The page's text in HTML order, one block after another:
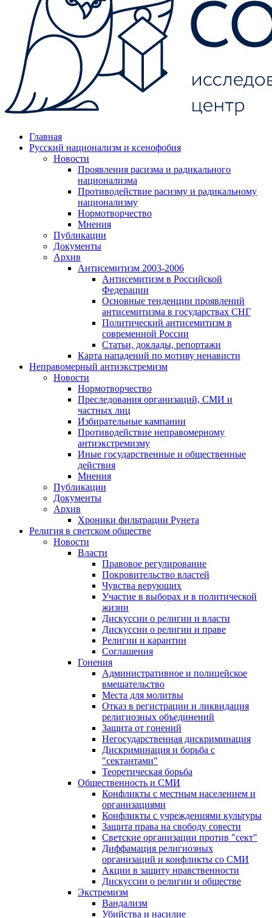
Главная
Русский национализм и ксенофобия
Новости
Проявления расизма и радикального
национализма
Противодействие расизму и радикальному
национализму
Нормотворчество
Мнения
Публикации
Документы
Архив
Антисемитизм 2003-2006
Антисемитизм в Российской
Федерации
Основные тенденции проявлений
антисемитизма в государствах СНГ
Политический антисемитизм в
современной России
Статьи, доклады, репортажи
Карта нападений по мотиву ненависти
Неправомерный антиэкстремизм
Новости
Нормотворчество
Преследования организаций, СМИ и
частных лиц
Избирательные кампании
Противодействие неправомерному
антиэкстремизму
Иные государственные и общественные
действия
Мнения
Публикации
Документы
Архив
Хроники фильтрации Рунета
Религия в светском обществе
Новости
Власти
Правовое регулирование
Покровительство властей
Чувства верующих
Участие в выборах и в политической
жизни
Дискуссии о религии и власти
Дискуссии о религии и праве
Религии и карантин
Соглашения
Гонения
Административное и полицейское
вмешательство
Места для молитвы
Отказ в регистрации и ликвидация
религиозных объединений
Защита от гонений
Негосударственная дискриминация
Дискриминация и борьба с
"сектантами"
Теоретическая борьба
Общественность и СМИ
Конфликты с местным населением и
организациями
Конфликты с учреждениями культуры
Защита права на свободу совести
Светские организации против "сект"
Диффамация религиозных
организаций и конфликты со СМИ
Акции в защиту нравственности
Дискуссии о религии и обществе
Экстремизм
Вандализм
Убийства и насилие